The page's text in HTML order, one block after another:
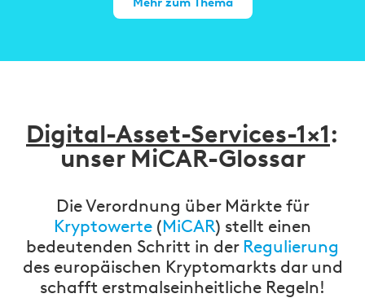
Digital-Asset-Services-1×1:
unser MiCAR-Glossar
Die Verordnung über Märkte für
Kryptowerte (MiCAR) stellt einen
bedeutenden Schritt in der Regulierung
des europäischen Kryptomarkts dar und
schafft erstmalseinheitliche Regeln!